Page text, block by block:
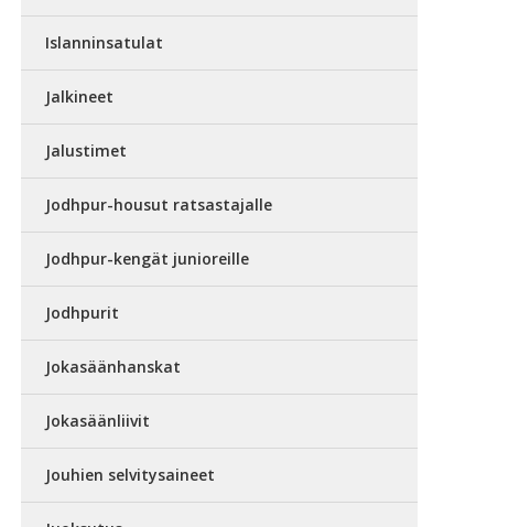
Islanninsatulat
Jalkineet
Jalustimet
Jodhpur-housut ratsastajalle
Jodhpur-kengät junioreille
Jodhpurit
Jokasäänhanskat
Jokasäänliivit
Jouhien selvitysaineet